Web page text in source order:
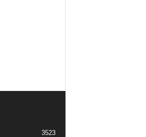
3523